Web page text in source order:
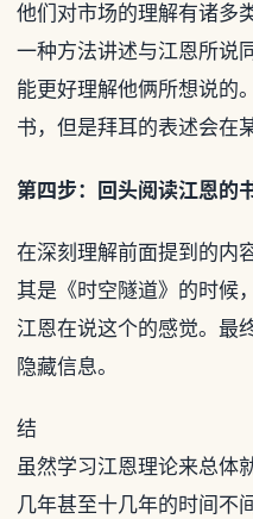
他们对市场的理解有诸多
一种方法讲述与江恩所说
能更好理解他俩所想说的
书，但是拜耳的表述会在
第四步：回头阅读江恩的
在深刻理解前面提到的内
其是《时空隧道》的时候
江恩在说这个的感觉。最
隐藏信息。
结
虽然学习江恩理论来总体
几年甚至十几年的时间不